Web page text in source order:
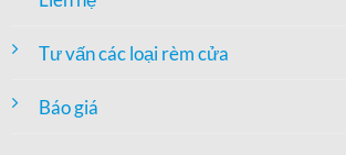
Tư vấn các loại rèm cửa
Báo giá